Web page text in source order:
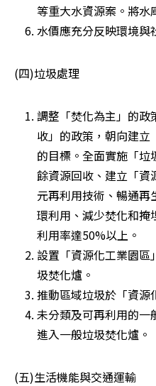
等重大水資源案。將水
水價應充分反映環境與
(四)垃圾處理
調整「焚化為主」的政
收」的政策，朝向建立
的目標。全面實施「
餘資源回收、建立「資
元再利用技術、暢通
環利用、減少焚化和掩
利用率達50%以上。
設置「資源化工業園
圾焚化爐。
推動區域垃圾於「資源
未分類及可再利用的一
進入一般垃圾焚化爐。
(五)生活機能與交通運輸